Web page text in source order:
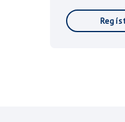
VER TODAS LAS